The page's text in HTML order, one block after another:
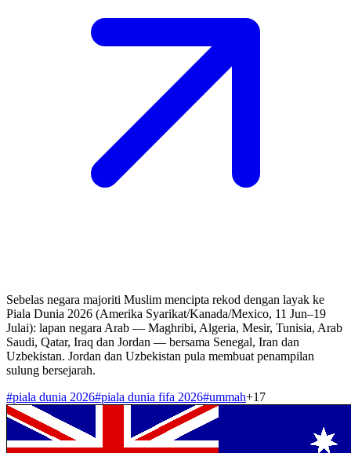
Sebelas negara majoriti Muslim mencipta rekod dengan layak ke
Piala Dunia 2026 (Amerika Syarikat/Kanada/Mexico, 11 Jun–19
Julai): lapan negara Arab — Maghribi, Algeria, Mesir, Tunisia, Arab
Saudi, Qatar, Iraq dan Jordan — bersama Senegal, Iran dan
Uzbekistan. Jordan dan Uzbekistan pula membuat penampilan
sulung bersejarah.
#piala dunia 2026#piala dunia fifa 2026#ummah+17